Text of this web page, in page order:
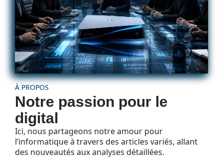
À PROPOS
Notre passion pour le
digital
Ici, nous partageons notre amour pour
l’informatique à travers des articles variés, allant
des nouveautés aux analyses détaillées.